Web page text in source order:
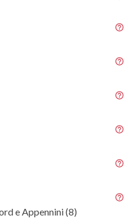
e Appennini (8)